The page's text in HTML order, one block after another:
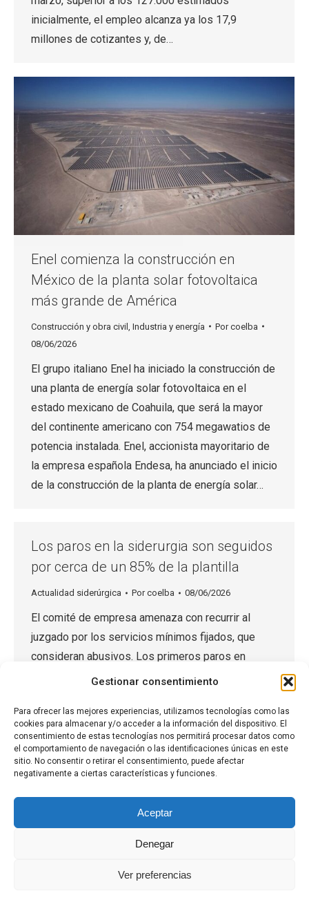
Gestionar consentimiento
Para ofrecer las mejores experiencias, utilizamos tecnologías como las
cookies para almacenar y/o acceder a la información del dispositivo. El
consentimiento de estas tecnologías nos permitirá procesar datos como
el comportamiento de navegación o las identificaciones únicas en este
sitio. No consentir o retirar el consentimiento, puede afectar
negativamente a ciertas características y funciones.
Aceptar
Denegar
Ver preferencias
inicialmente, el empleo alcanza ya los 17,9
millones de cotizantes y, de…
Enel comienza la construcción en
México de la planta solar fotovoltaica
más grande de América
Construcción y obra civil Industria y energía Porcoelba
08/06/2026
El grupo italiano Enel ha iniciado la construcción de
una planta de energía solar fotovoltaica en el
estado mexicano de Coahuila, que será la mayor
del continente americano con 754 megawatios de
potencia instalada. Enel, accionista mayoritario de
la empresa española Endesa, ha anunciado el inicio
de la construcción de la planta de energía solar…
Los paros en la siderurgia son seguidos
por cerca de un 85% de la plantilla
Actualidad siderúrgica Porcoelba 08/06/2026
El comité de empresa amenaza con recurrir al
juzgado por los servicios mínimos fijados, que
consideran abusivos. Los primeros paros en
Siderúrgica Balboa (entre las 22 horas del lunes y
un 80 y un 85% de la plantilla, según informa la
empresa a este diario.…
2